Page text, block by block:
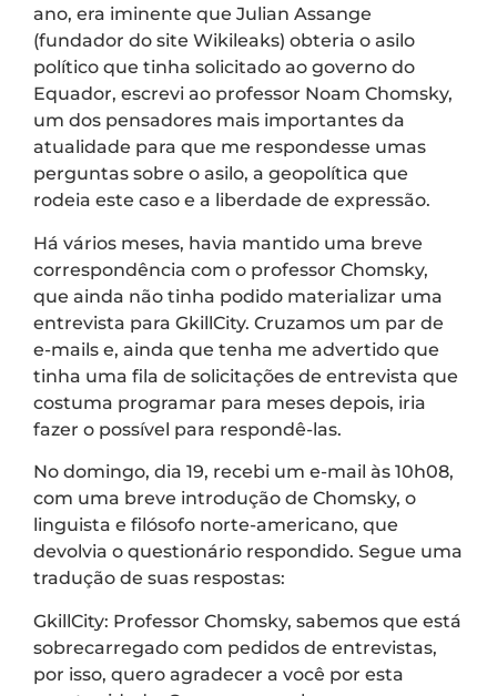
ano, era iminente que Julian Assange
(fundador do site Wikileaks) obteria o asilo
político que tinha solicitado ao governo do
Equador, escrevi ao professor Noam Chomsky,
um dos pensadores mais importantes da
atualidade para que me respondesse umas
perguntas sobre o asilo, a geopolítica que
rodeia este caso e a liberdade de expressão.
Há vários meses, havia mantido uma breve
correspondência com o professor Chomsky,
que ainda não tinha podido materializar uma
entrevista para GkillCity. Cruzamos um par de
e-mails e, ainda que tenha me advertido que
tinha uma fila de solicitações de entrevista que
costuma programar para meses depois, iria
fazer o possível para respondê-las.
No domingo, dia 19, recebi um e-mail às 10h08,
com uma breve introdução de Chomsky, o
linguista e filósofo norte-americano, que
devolvia o questionário respondido. Segue uma
tradução de suas respostas:
GkillCity: Professor Chomsky, sabemos que está
sobrecarregado com pedidos de entrevistas,
por isso, quero agradecer a você por esta